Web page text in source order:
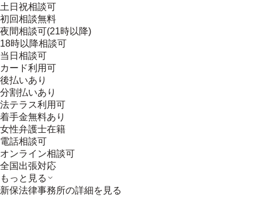
土日祝相談可
初回相談無料
夜間相談可(21時以降)
18時以降相談可
当日相談可
カード利用可
後払いあり
分割払いあり
法テラス利用可
着手金無料あり
女性弁護士在籍
電話相談可
オンライン相談可
全国出張対応
もっと見る
新保法律事務所の詳細を見る